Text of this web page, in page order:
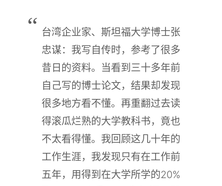
台湾企业家、斯坦福大学博士张
忠谋：我写自传时，参考了很多
昔日的资料。当看到三十多年前
自己写的博士论文，结果却发现
很多地方看不懂。再重翻过去读
得滚瓜烂熟的大学教科书，竟也
不太看得懂。我回顾这几十年的
工作生涯，我发现只有在工作前
五年，用得到在大学所学的20%